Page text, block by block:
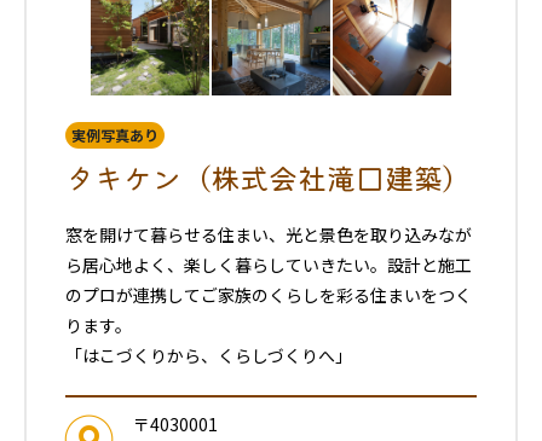
実例写真あり
タキケン（株式会社滝口建築）
窓を開けて暮らせる住まい、光と景色を取り込みなが
ら居心地よく、楽しく暮らしていきたい。設計と施工
のプロが連携してご家族のくらしを彩る住まいをつく
ります。
「はこづくりから、くらしづくりへ」
〒4030001